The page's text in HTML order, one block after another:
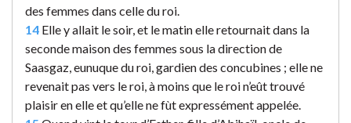
des femmes dans celle du roi.
14 Elle y allait le soir, et le matin elle retournait dans la
seconde maison des femmes sous la direction de
Saasgaz, eunuque du roi, gardien des concubines ; elle ne
revenait pas vers le roi, à moins que le roi n’eût trouvé
plaisir en elle et qu’elle ne fùt expressément appelée.